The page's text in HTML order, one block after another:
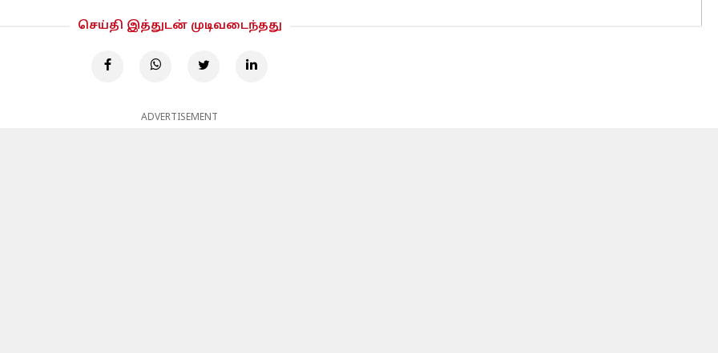
செய்தி இத்துடன் முடிவடைந்தது
ADVERTISEMENT